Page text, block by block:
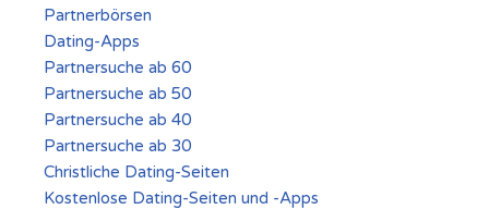
Partnerbörsen
Dating-Apps
Partnersuche ab 60
Partnersuche ab 50
Partnersuche ab 40
Partnersuche ab 30
Christliche Dating-Seiten
Kostenlose Dating-Seiten und -Apps